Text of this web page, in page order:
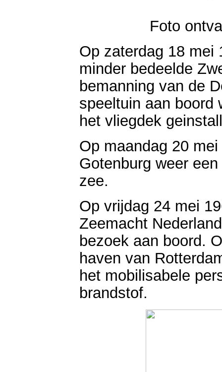
Foto
Op zaterdag 18 mei
minder bedeelde
bemanning van de
speeltuin aan boord
het vliegdek
Op maandag 20
Gotenburg weer
zee.
Op vrijdag 24 mei
Zeemacht
bezoek aan boord.
haven van
het mobilisabele
brandstof.